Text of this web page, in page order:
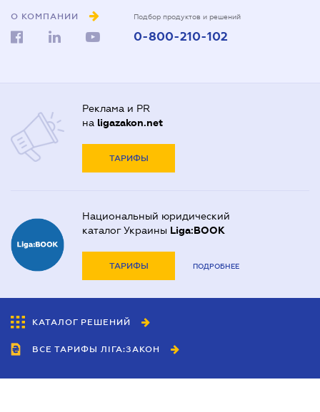
О КОМПАНИИ Подбор продуктов и решений
0-800-210-102
Реклама и PR
на ligazakon.net
ТАРИФЫ
Национальный юридический
каталог Украины Liga:BOOK
ТАРИФЫ ПОДРОБНЕЕ
КАТАЛОГ РЕШЕНИЙ
ВСЕ ТАРИФЫ ЛІГА:ЗАКОН